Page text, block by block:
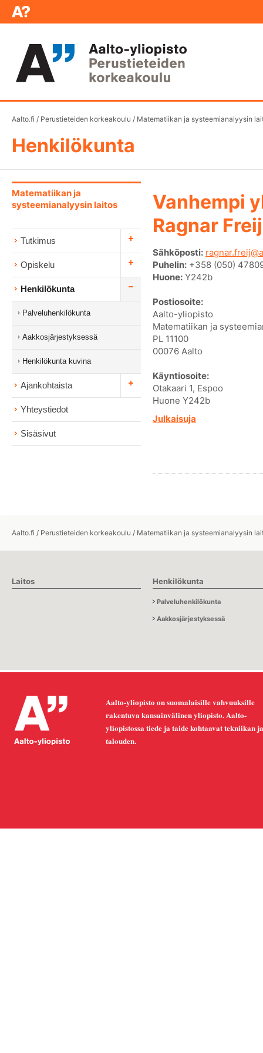
Aalto.fi / Perustieteiden korkeakoulu / Matematiikan ja systeemianalyysin
Henkilökunta
Matematiikan ja
systeemianalyysin laitos
Tutkimus
Opiskelu
Henkilökunta
Palveluhenkilökunta
Aakkosjärjestyksessä
Henkilökunta kuvina
Ajankohtaista
Yhteystiedot
Sisäsivut
Vanhempi
Ragnar
Sähköposti:
Puhelin: +358 (050)
Huone: Y242b
Postiosoite:
Aalto-yliopisto
Matematiikan ja
PL 11100
00076 Aalto
Käyntiosoite:
Otakaari 1, Espoo
Huone Y242b
Julkaisuja
Aalto.fi / Perustieteiden korkeakoulu / Matematiikan ja systeemianalyysin
Laitos Henkilökunta
Palveluhenkilökunta
Aakkosjärjestyksessä
Aalto-yliopisto on suomalaisille vahvuuksille
rakentuva kansainvälinen yliopisto. Aalto-
yliopistossa tiede ja taide kohtaavat tekniikan ja
talouden.